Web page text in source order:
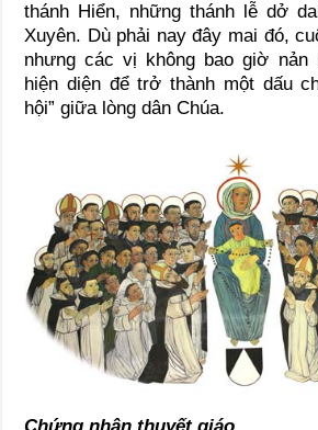
thánh Hiển, những thánh lễ dở
Xuyên. Dù phải nay đây mai đó,
nhưng các vị không bao giờ nản
hiện diện để trở thành một dấu
hội” giữa lòng dân Chúa.